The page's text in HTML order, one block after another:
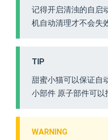
记得开启清浊的自启
机自动清理才不会失
TIP
甜蜜小猫可以保证自
小部件 原子部件可以
WARNING